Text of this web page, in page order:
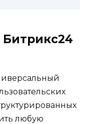
Битрикс24
любую